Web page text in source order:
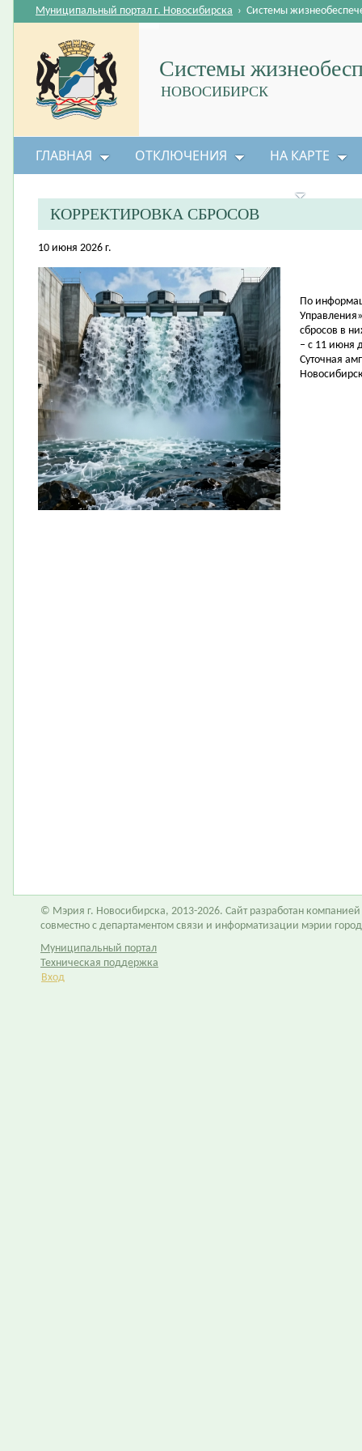
Системы
НОВОСИБИРСК
Муниципальный портал г. Новосибирска › Системы
ГЛАВНАЯ ОТКЛЮЧЕНИЯ НА КАРТЕ
КОРРЕКТИРОВКА СБРОСОВ
10 июня 2026 г.
По
сбросов в
– с 11 июня
Суточная
© Мэрия г. Новосибирска, 2013-2026. Сайт разработан компанией
совместно с департаментом связи и информатизации мэрии
Муниципальный портал
Техническая поддержка
Вход